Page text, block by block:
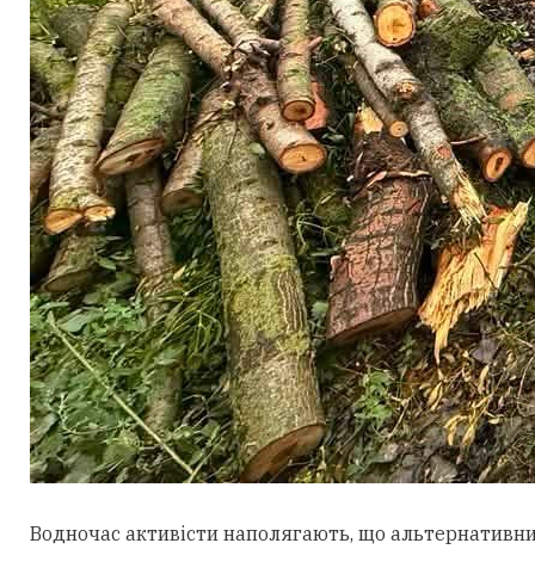
Водночас активісти наполягають, що